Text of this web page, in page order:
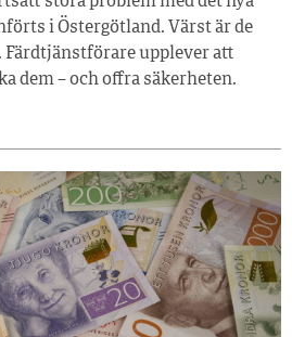
i Östergötland. Värst är de
upplever att
dem – och offra säkerheten.